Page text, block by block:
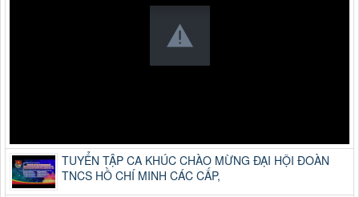
TUYỂN TẬP CA KHÚC CHÀO MỪNG ĐẠI HỘI ĐOÀN
TNCS HỒ CHÍ MINH CÁC CẤP,